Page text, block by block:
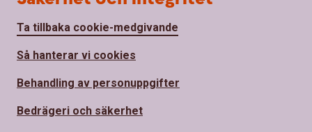
Ta tillbaka cookie-medgivande
Så hanterar vi cookies
Behandling av personuppgifter
Bedrägeri och säkerhet